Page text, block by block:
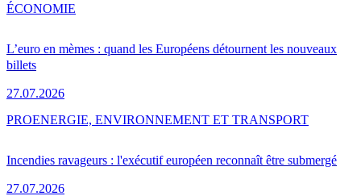
L’euro en mèmes : quand les Européens détournent les nouveaux
billets
27.07.2026
ÉCONOMIE
Incendies ravageurs : l'exécutif européen reconnaît être submergé
27.07.2026
PROENERGIE, ENVIRONNEMENT ET TRANSPORT